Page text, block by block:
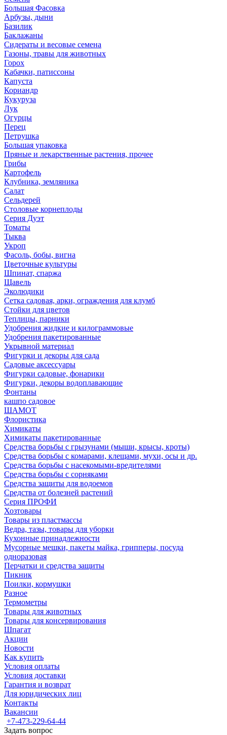
Большая Фасовка
Арбузы, дыни
Базилик
Баклажаны
Сидераты и весовые семена
Газоны, травы для животных
Горох
Кабачки, патиссоны
Капуста
Кориандр
Кукуруза
Лук
Огурцы
Перец
Петрушка
Большая упаковка
Пряные и лекарственные растения, прочее
Грибы
Картофель
Клубника, земляника
Салат
Сельдерей
Столовые корнеплоды
Серия Дуэт
Томаты
Тыква
Укроп
Фасоль, бобы, вигна
Цветочные культуры
Шпинат, спаржа
Щавель
Эколюдики
Сетка садовая, арки, ограждения для клумб
Стойки для цветов
Теплицы, парники
Удобрения жидкие и килограммовые
Удобрения пакетированные
Укрывной материал
Фигурки и декоры для сада
Садовые аксессуары
Фигурки садовые, фонарики
Фигурки, декоры водоплавающие
Фонтаны
кашпо садовое
ШАМОТ
Флористика
Химикаты
Химикаты пакетированные
Средства борьбы с грызунами (мыши, крысы, кроты)
Средства борьбы с комарами, клещами, мухи, осы и др.
Средства борьбы с насекомыми-вредителями
Средства борьбы с сорняками
Средства защиты для водоемов
Средства от болезней растений
Серия ПРОФИ
Хозтовары
Товары из пластмассы
Ведра, тазы, товары для уборки
Кухонные принадлежности
Мусорные мешки, пакеты майка, грипперы, посуда
одноразовая
Перчатки и средства защиты
Пикник
Поилки, кормушки
Разное
Термометры
Товары для животных
Товары для консервирования
Шпагат
Акции
Новости
Как купить
Условия оплаты
Условия доставки
Гарантия и возврат
Для юридических лиц
Контакты
Вакансии
+7-473-229-64-44
Задать вопрос